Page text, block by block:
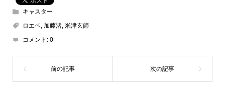
キャスター
ロエベ, 加藤渚, 米津玄師
コメント: 0